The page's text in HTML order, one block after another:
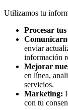
Utilizamos tu
Procesar
enviar
información
Mejorar
en línea,
servicios.
Marketing:
con tu